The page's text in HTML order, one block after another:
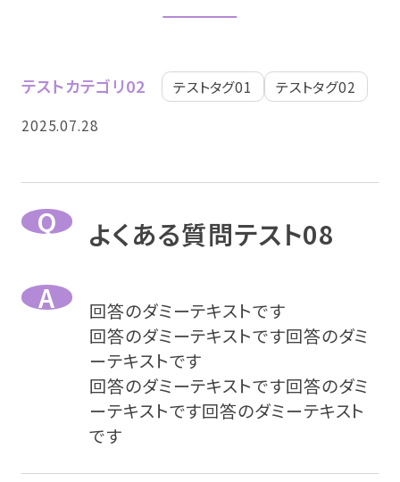
テストカテゴリ02 テストタグ01
テストタグ02
2025.07.28
よくある質問テスト08
回答のダミーテキストです
回答のダミーテキストです回答のダミ
ーテキストです
回答のダミーテキストです回答のダミ
ーテキストです回答のダミーテキスト
です